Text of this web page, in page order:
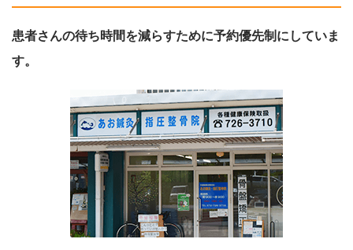
患者さんの待ち時間を減らすために予約優先制にしていま
す。